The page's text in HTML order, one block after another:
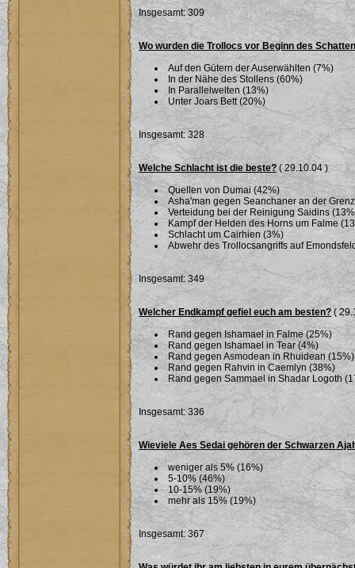
Insgesamt: 309
Wo wurden die Trollocs vor Beginn des
Auf den Gütern der Auserwählten (7%)
In der Nähe des Stollens (60%)
In Parallelwelten (13%)
Unter Joars Bett (20%)
Insgesamt: 328
Welche Schlacht ist die beste? ( 29.10.04 )
Quellen von Dumai (42%)
Asha'man gegen Seanchaner an der
Verteidung bei der Reinigung Saidins
Kampf der Helden des Horns um Falme
Schlacht um Cairhien (3%)
Abwehr des Trollocsangriffs auf
Insgesamt: 349
Welcher Endkampf gefiel euch am besten? (
Rand gegen Ishamael in Falme (25%)
Rand gegen Ishamael in Tear (4%)
Rand gegen Asmodean in Rhuidean (15%)
Rand gegen Rahvin in Caemlyn (38%)
Rand gegen Sammael in Shadar Logoth
Insgesamt: 336
Wieviele Aes Sedai gehören der Schwarzen
weniger als 5% (16%)
5-10% (46%)
10-15% (19%)
mehr als 15% (19%)
Insgesamt: 367